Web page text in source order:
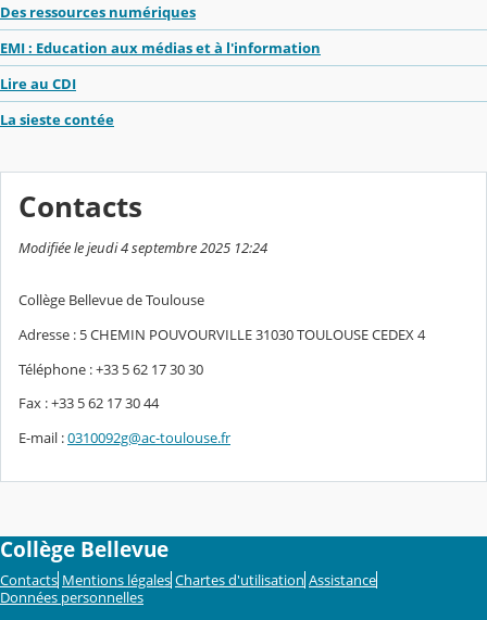
Des ressources numériques
EMI : Education aux médias et à l'information
Lire au CDI
La sieste contée
Contacts
Modifiée le jeudi 4 septembre 2025 12:24
Collège Bellevue de Toulouse
Adresse : 5 CHEMIN POUVOURVILLE 31030 TOULOUSE CEDEX 4
Téléphone : +33 5 62 17 30 30
Fax : +33 5 62 17 30 44
E-mail :0310092g@ac-toulouse.fr
Collège Bellevue
Contacts Mentions légales Chartes d'utilisation Assistance
Données personnelles